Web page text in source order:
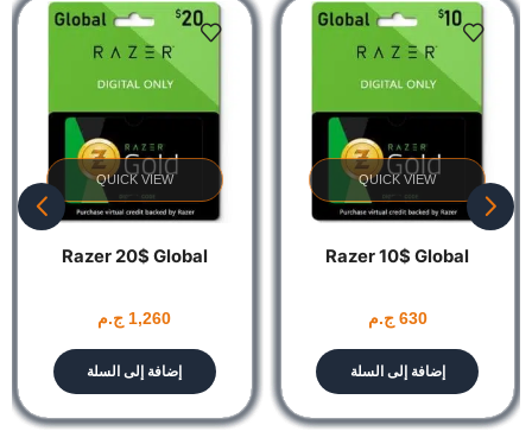
QUICK VIEW
Razer 10$ Global
630 ج.م
إضافة إلى السلة
QUICK VIEW
Razer 20$ Global
1,260 ج.م
إضافة إلى السلة